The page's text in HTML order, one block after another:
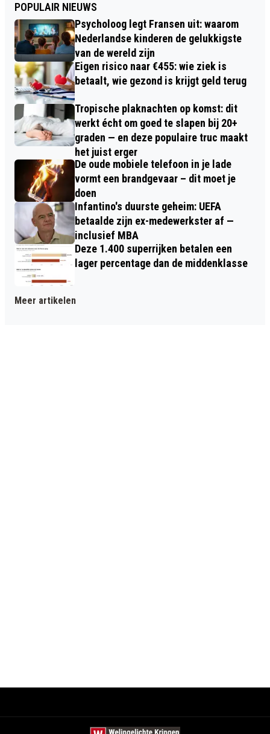
POPULAIR NIEUWS
Psycholoog legt Fransen uit: waarom
Nederlandse kinderen de gelukkigste
van de wereld zijn
Eigen risico naar €455: wie ziek is
betaalt, wie gezond is krijgt geld terug
Tropische plaknachten op komst: dit
werkt écht om goed te slapen bij 20+
graden — en deze populaire truc maakt
het juist erger
De oude mobiele telefoon in je lade
vormt een brandgevaar – dit moet je
doen
Infantino's duurste geheim: UEFA
betaalde zijn ex-medewerkster af —
inclusief MBA
Deze 1.400 superrijken betalen een
lager percentage dan de middenklasse
Meer artikelen